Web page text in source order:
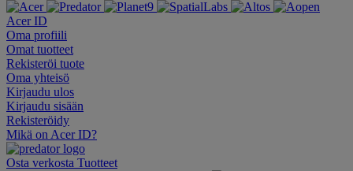
Acer ID
Oma profiili
Omat tuotteet
Rekisteröi tuote
Oma yhteisö
Kirjaudu ulos
Kirjaudu sisään
Rekisteröidy
Mikä on Acer ID?
Osta verkosta Tuotteet